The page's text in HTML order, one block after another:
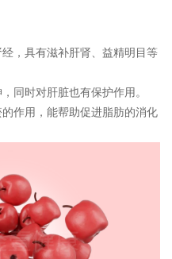
，具有滋补肝肾、益精明目等
同时对肝脏也有保护作用。
作用，能帮助促进脂肪的消化